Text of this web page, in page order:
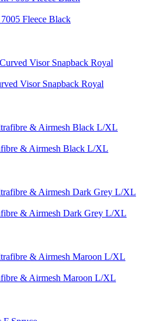
Fleece Black
Visor Snapback Royal
& Airmesh Black L/XL
& Airmesh Dark Grey L/XL
& Airmesh Maroon L/XL